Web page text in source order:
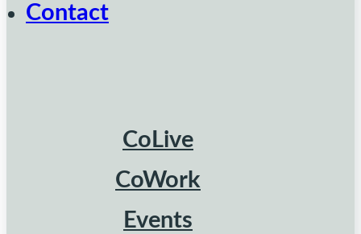
Contact
CoLive
CoWork
Events